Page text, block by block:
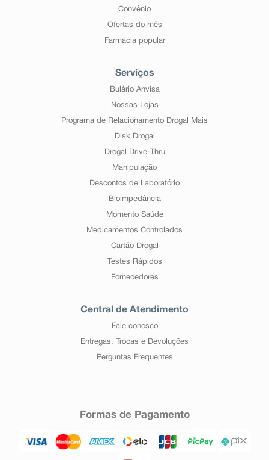
Convênio
Ofertas do mês
Farmácia popular
Serviços
Bulário Anvisa
Nossas Lojas
Programa de Relacionamento Drogal Mais
Disk Drogal
Drogal Drive-Thru
Manipulação
Descontos de Laboratório
Bioimpedância
Momento Saúde
Medicamentos Controlados
Cartão Drogal
Testes Rápidos
Fornecedores
Central de Atendimento
Fale conosco
Entregas, Trocas e Devoluções
Perguntas Frequentes
Formas de Pagamento